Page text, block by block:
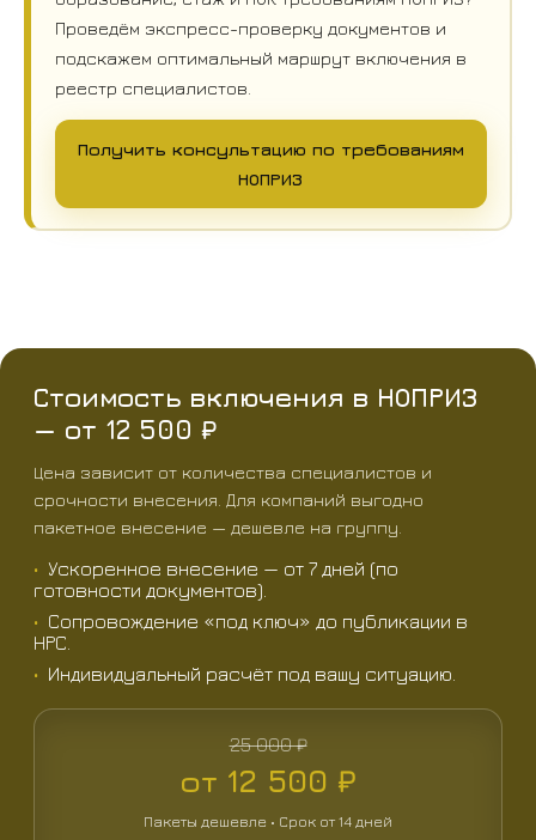
Проведём экспресс-проверку документов и
подскажем оптимальный маршрут включения в
реестр специалистов.
Получить консультацию по требованиям
НОПРИЗ
Стоимость включения в НОПРИЗ
— от 12 500 ₽
Цена зависит от количества специалистов и
срочности внесения. Для компаний выгодно
пакетное внесение — дешевле на группу.
Ускоренное внесение — от 7 дней (по
готовности документов).
Сопровождение «под ключ» до публикации в
НРС.
Индивидуальный расчёт под вашу ситуацию.
25 000 ₽
от 12 500 ₽
Пакеты дешевле • Срок от 14 дней